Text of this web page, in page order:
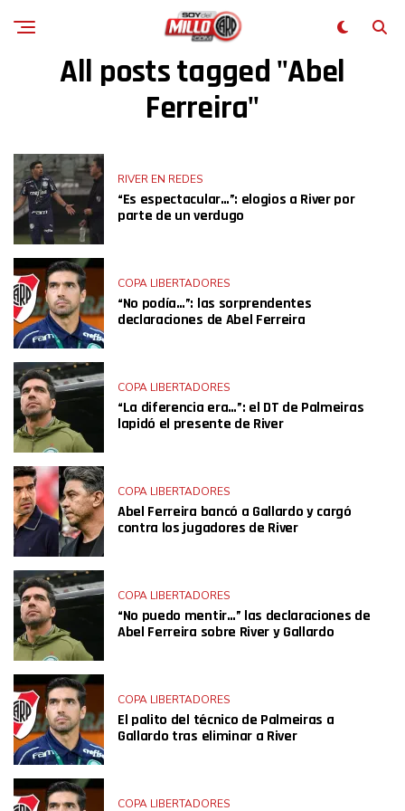
All posts tagged "Abel
Ferreira"
RIVER EN REDES
“Es espectacular…”: elogios a River por
parte de un verdugo
COPA LIBERTADORES
“No podía…”: las sorprendentes
declaraciones de Abel Ferreira
COPA LIBERTADORES
“La diferencia era…”: el DT de Palmeiras
lapidó el presente de River
COPA LIBERTADORES
Abel Ferreira bancó a Gallardo y cargó
contra los jugadores de River
COPA LIBERTADORES
“No puedo mentir…” las declaraciones de
Abel Ferreira sobre River y Gallardo
COPA LIBERTADORES
El palito del técnico de Palmeiras a
Gallardo tras eliminar a River
COPA LIBERTADORES